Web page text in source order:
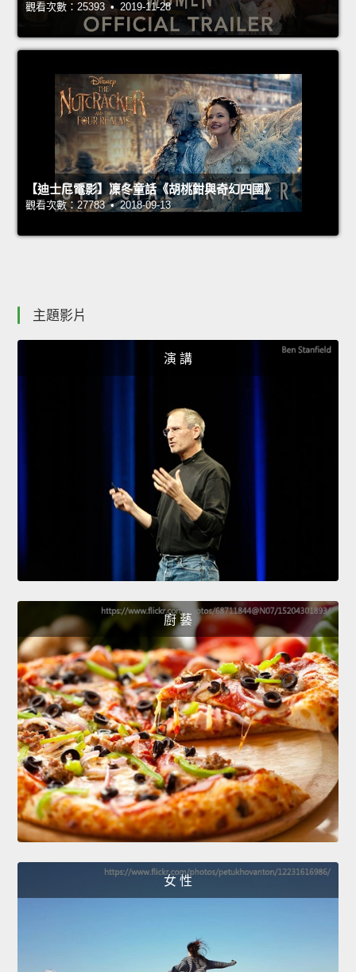
觀看次數：25393 • 2019-11-28
【迪士尼電影】凜冬童話《胡桃鉗與奇幻四國》
觀看次數：27783 • 2018-09-13
主題影片
演 講
廚 藝
女 性